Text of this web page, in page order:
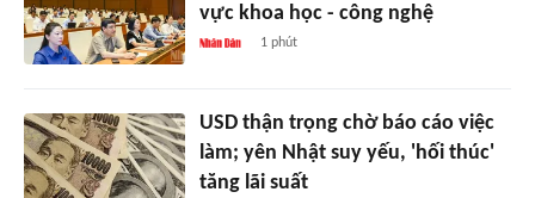
vực khoa học - công nghệ
1 phút
USD thận trọng chờ báo cáo việc
làm; yên Nhật suy yếu, 'hối thúc'
tăng lãi suất